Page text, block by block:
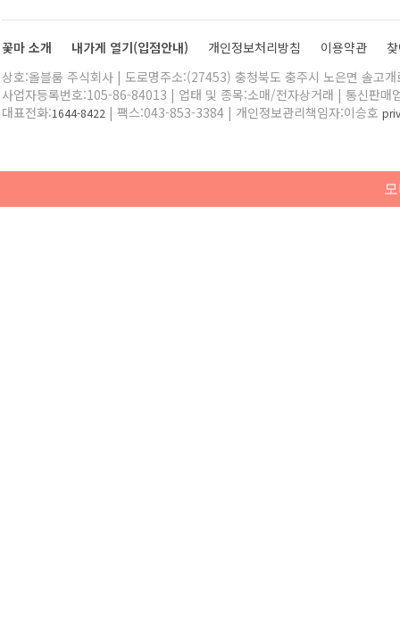
꽃마 소개 내가게 열기(입점안내) 개인정보처리방침 이용약관
상호:올블룸 주식회사 | 도로명주소:(27453) 충청북도 충주시 노은면 솔고
사업자등록번호:105-86-84013 | 업태 및 종목:소매/전자상거래 | 통신판매
대표전화:1644-8422 | 팩스:043-853-3384 | 개인정보관리책임자:이승호